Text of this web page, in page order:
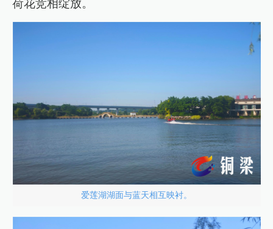
荷花竞相绽放。
爱莲湖湖面与蓝天相互映衬。